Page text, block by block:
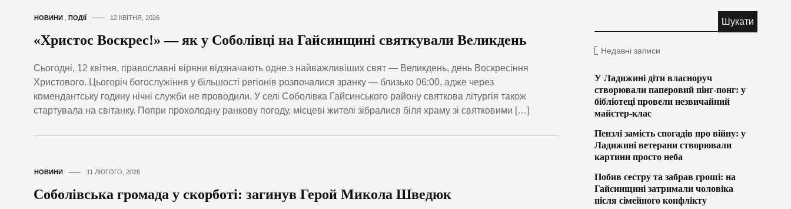
НОВИНИ ПОДІЇ 12 КВІТНЯ, 2026
«Христос Воскрес!» — як у Соболівці на Гайсинщині святкували Великдень
Сьогодні, 12 квітня, православні віряни відзначають одне з найважливіших свят — Великдень, день Воскресіння
Христового. Цьогоріч богослужіння у більшості регіонів розпочалися зранку — близько 06:00, адже через
комендантську годину нічні служби не проводили. У селі Соболівка Гайсинського району святкова літургія також
стартувала на світанку. Попри прохолодну ранкову погоду, місцеві жителі зібралися біля храму зі святковими […]
НОВИНИ 11 ЛЮТОГО, 2026
Соболівська громада у скорботі: загинув Герой Микола Шведюк
Недавні записи
У Ладижині діти власноруч
створювали паперовий пінг-понг: у
бібліотеці провели незвичайний
майстер-клас
Пензлі замість спогадів про війну: у
Ладижині ветерани створювали
картини просто неба
Побив сестру та забрав гроші: на
Гайсинщині затримали чоловіка
після сімейного конфлікту